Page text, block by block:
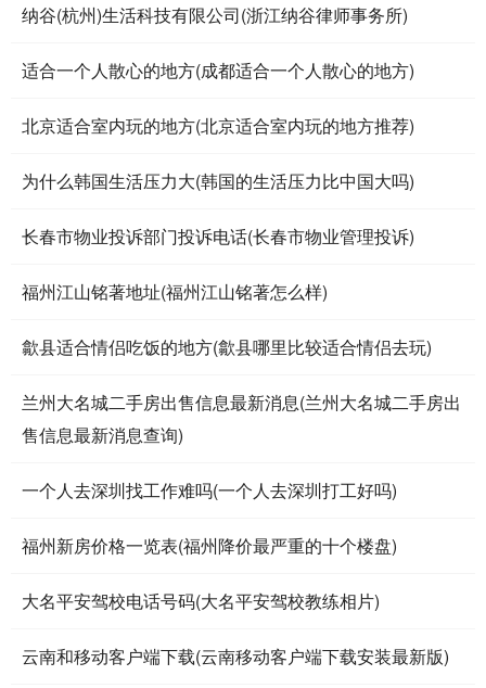
纳谷(杭州)生活科技有限公司(浙江纳谷律师事务所)
适合一个人散心的地方(成都适合一个人散心的地方)
北京适合室内玩的地方(北京适合室内玩的地方推荐)
为什么韩国生活压力大(韩国的生活压力比中国大吗)
长春市物业投诉部门投诉电话(长春市物业管理投诉)
福州江山铭著地址(福州江山铭著怎么样)
歙县适合情侣吃饭的地方(歙县哪里比较适合情侣去玩)
兰州大名城二手房出售信息最新消息(兰州大名城二手房出
售信息最新消息查询)
一个人去深圳找工作难吗(一个人去深圳打工好吗)
福州新房价格一览表(福州降价最严重的十个楼盘)
大名平安驾校电话号码(大名平安驾校教练相片)
云南和移动客户端下载(云南移动客户端下载安装最新版)